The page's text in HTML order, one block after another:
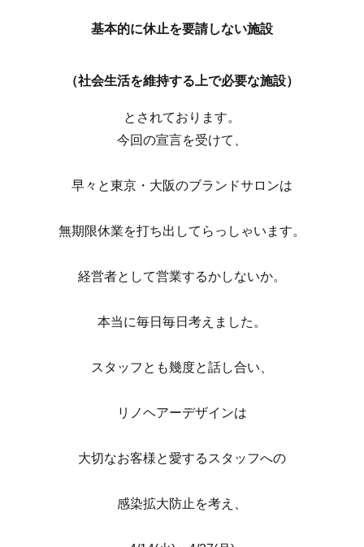
基本的に休止を要請しない施設
（社会生活を維持する上で必要な施設）
とされております。
今回の宣言を受けて、
早々と東京・大阪のブランドサロンは
無期限休業を打ち出してらっしゃいます。
経営者として営業するかしないか。
本当に毎日毎日考えました。
スタッフとも幾度と話し合い、
リノヘアーデザインは
大切なお客様と愛するスタッフへの
感染拡大防止を考え、